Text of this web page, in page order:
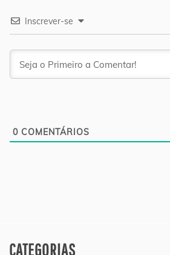
Inscrever-se
0 COMENTÁRIOS
CATEGORIAS